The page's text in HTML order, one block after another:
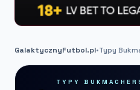
GalaktycznyFutbol.pl•Typy
TYPY